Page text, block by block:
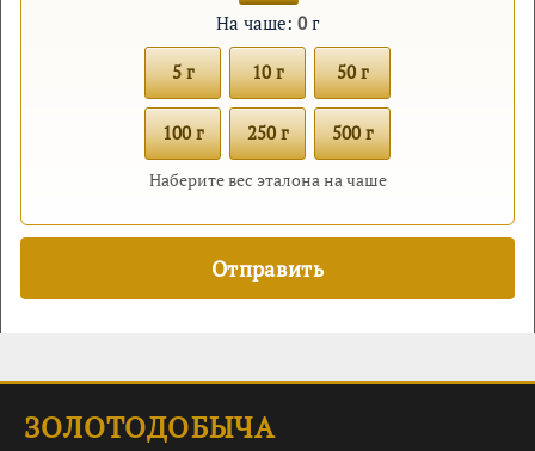
На чаше: 0 г
5 г 10 г 50 г
100 г 250 г 500 г
Наберите вес эталона на чаше
ЗОЛОТОДОБЫЧА